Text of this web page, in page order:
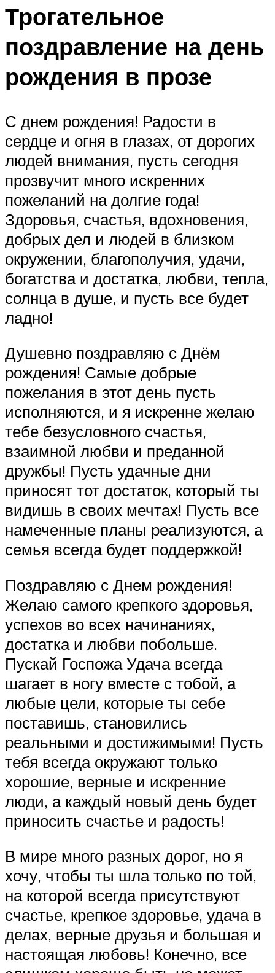
Трогательное
поздравление на день
рождения в прозе
С днем рождения! Радости в
сердце и огня в глазах, от дорогих
людей внимания, пусть сегодня
прозвучит много искренних
пожеланий на долгие года!
Здоровья, счастья, вдохновения,
добрых дел и людей в близком
окружении, благополучия, удачи,
богатства и достатка, любви, тепла,
солнца в душе, и пусть все будет
ладно!
Душевно поздравляю с Днём
рождения! Самые добрые
пожелания в этот день пусть
исполняются, и я искренне желаю
тебе безусловного счастья,
взаимной любви и преданной
дружбы! Пусть удачные дни
приносят тот достаток, который ты
видишь в своих мечтах! Пусть все
намеченные планы реализуются, а
семья всегда будет поддержкой!
Поздравляю с Днем рождения!
Желаю самого крепкого здоровья,
успехов во всех начинаниях,
достатка и любви побольше.
Пускай Госпожа Удача всегда
шагает в ногу вместе с тобой, а
любые цели, которые ты себе
поставишь, становились
реальными и достижимыми! Пусть
тебя всегда окружают только
хорошие, верные и искренние
люди, а каждый новый день будет
приносить счастье и радость!
В мире много разных дорог, но я
хочу, чтобы ты шла только по той,
на которой всегда присутствуют
счастье, крепкое здоровье, удача в
делах, верные друзья и большая и
настоящая любовь! Конечно, все